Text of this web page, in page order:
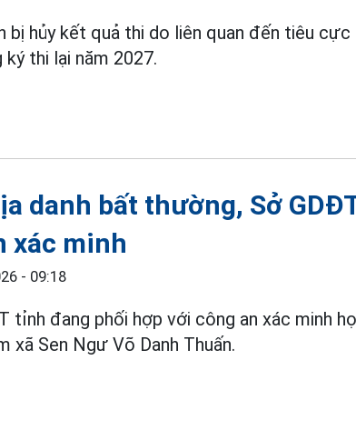
bị hủy kết quả thi do liên quan đến tiêu
thi lại năm 2027.
danh bất thường, Sở
xác minh
- 09:18
tỉnh đang phối hợp với công an xác minh
xã Sen Ngư Võ Danh Thuấn.